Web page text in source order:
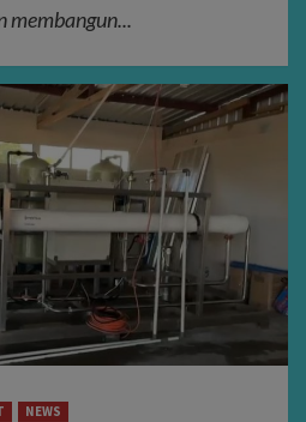
membangun...
NEWS